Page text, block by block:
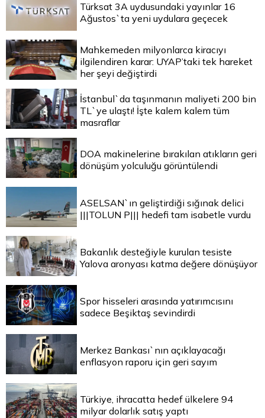
Türksat 3A uydusundaki yayınlar 16
Ağustos`ta yeni uydulara geçecek
Mahkemeden milyonlarca kiracıyı
ilgilendiren karar: UYAP’taki tek hareket
her şeyi değiştirdi
İstanbul`da taşınmanın maliyeti 200 bin
TL`ye ulaştı! İşte kalem kalem tüm
masraflar
DOA makinelerine bırakılan atıkların geri
dönüşüm yolculuğu görüntülendi
ASELSAN`ın geliştirdiği sığınak delici
|||TOLUN P||| hedefi tam isabetle vurdu
Bakanlık desteğiyle kurulan tesiste
Yalova aronyası katma değere dönüşüyor
Spor hisseleri arasında yatırımcısını
sadece Beşiktaş sevindirdi
Merkez Bankası`nın açıklayacağı
enflasyon raporu için geri sayım
Türkiye, ihracatta hedef ülkelere 94
milyar dolarlık satış yaptı